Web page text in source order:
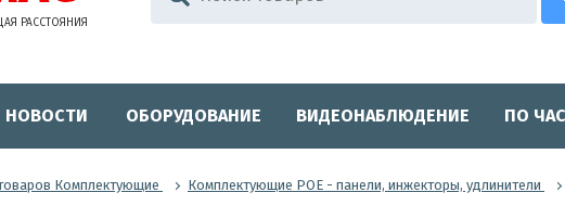
РАССТОЯНИЯ
НОВОСТИ ОБОРУДОВАНИЕ ВИДЕОНАБЛЮДЕНИЕ ПО
Комплектующие Комплектующие POE - панели, инжекторы, удлинители